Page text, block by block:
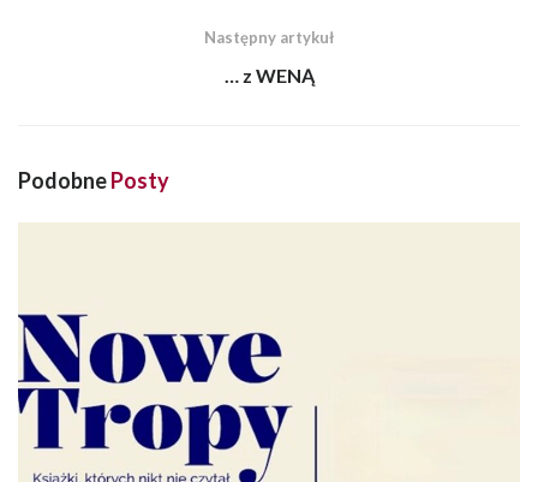
Następny artykuł
… z WENĄ
PodobnePosty